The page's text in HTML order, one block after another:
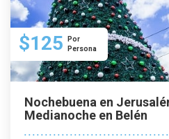
$125
Por
Persona
Nochebuena en
Medianoche en Belén